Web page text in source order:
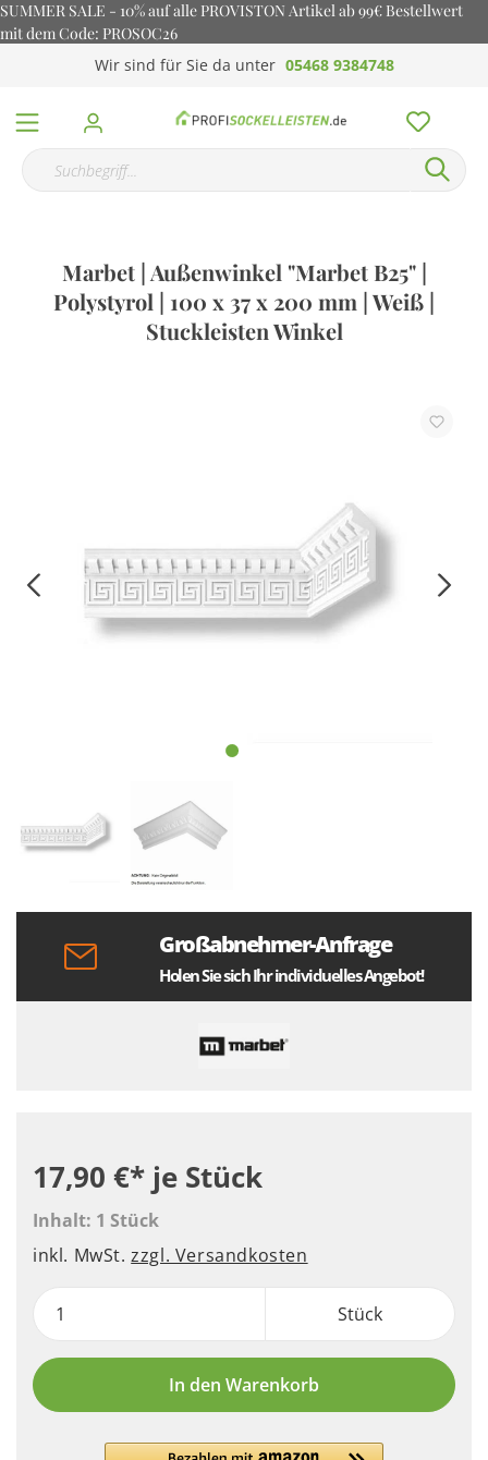
SUMMER SALE - 10% auf alle PROVISTON Artikel ab 99€ Bestellwert
mit dem Code: PROSOC26
Wir sind für Sie da unter 05468 9384748
Marbet | Außenwinkel "Marbet B25" |
Polystyrol | 100 x 37 x 200 mm | Weiß |
Stuckleisten Winkel
Großabnehmer-Anfrage
Holen Sie sich Ihr individuelles Angebot!
17,90 €* je Stück
Inhalt: 1 Stück
inkl. MwSt.zzgl. Versandkosten
Stück
In den Warenkorb